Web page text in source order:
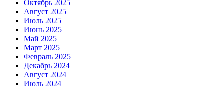
Октябрь 2025
Август 2025
Июль 2025
Июнь 2025
Май 2025
Март 2025
Февраль 2025
Декабрь 2024
Август 2024
Июль 2024